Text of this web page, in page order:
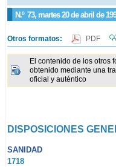
N.º 73, martes 20 de abril de
Otros formatos: PDF
El contenido de los otros
obtenido mediante una
oficial y auténtico
DISPOSICIONES
SANIDAD
1718